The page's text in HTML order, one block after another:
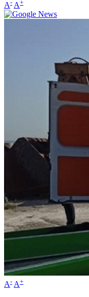
A- A+
A- A+